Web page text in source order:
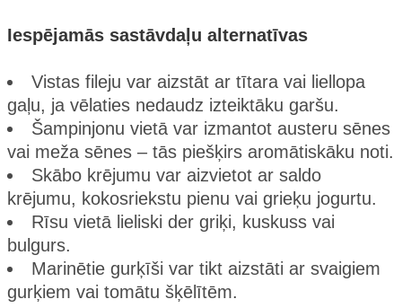
Iespējamās sastāvdaļu alternatīvas
Vistas fileju var aizstāt ar tītara vai liellopa
gaļu, ja vēlaties nedaudz izteiktāku garšu.
Šampinjonu vietā var izmantot austeru sēnes
vai meža sēnes – tās piešķirs aromātiskāku noti.
Skābo krējumu var aizvietot ar saldo
krējumu, kokosriekstu pienu vai grieķu jogurtu.
Rīsu vietā lieliski der griķi, kuskuss vai
bulgurs.
Marinētie gurķīši var tikt aizstāti ar svaigiem
gurķiem vai tomātu šķēlītēm.